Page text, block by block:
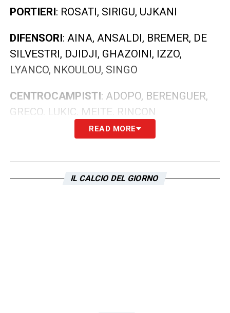
PORTIERI: ROSATI, SIRIGU, UJKANI
DIFENSORI: AINA, ANSALDI, BREMER, DE
SILVESTRI, DJIDJI, GHAZOINI, IZZO,
LYANCO, NKOULOU, SINGO
CENTROCAMPISTI: ADOPO, BERENGUER,
GRECO, LUKIC, MEITE, RINCON
ATTACCANTI: BELOTTI, EDERA, MILLICO,
READ MORE
IL CALCIO DEL GIORNO